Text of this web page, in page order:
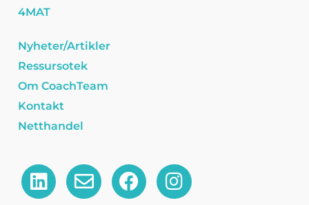
4MAT
Nyheter/Artikler
Ressursotek
Om CoachTeam
Kontakt
Netthandel
L
i
E
n
F
a
I
n